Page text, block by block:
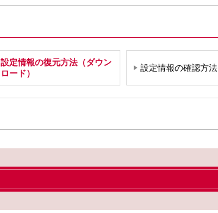
設定情報の復元方法（ダウン
ロード）
設定情報の確認方法